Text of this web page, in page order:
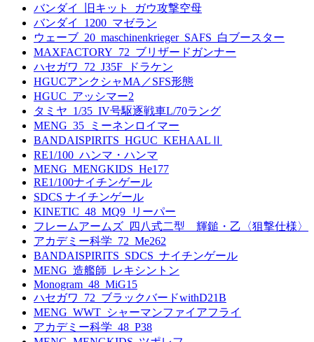
バンダイ_旧キット_ガウ攻撃空母
バンダイ_1200_マゼラン
ウェーブ_20_maschinenkrieger_SAFS_白ブースター
MAXFACTORY_72_ブリザードガンナー
ハセガワ_72_J35F_ドラケン
HGUCアンクシャMA／SFS形態
HGUC_アッシマー2
タミヤ_1/35_IV号駆逐戦車L/70ラング
MENG_35_ミーネンロイマー
BANDAISPIRITS_HGUC_KEHAALⅡ
RE1/100_ハンマ・ハンマ
MENG_MENGKIDS_He177
RE1/100ナイチンゲール
SDCS ナイチンゲール
KINETIC_48_MQ9_リーパー
フレームアームズ_四八式二型 輝鎚・乙〈狙撃仕様〉
アカデミー科学_72_Me262
BANDAISPIRITS_SDCS_ナイチンゲール
MENG_造艦師_レキシントン
Monogram_48_MiG15
ハセガワ_72_ブラックバードwithD21B
MENG_WWT_シャーマンファイアフライ
アカデミー科学_48_P38